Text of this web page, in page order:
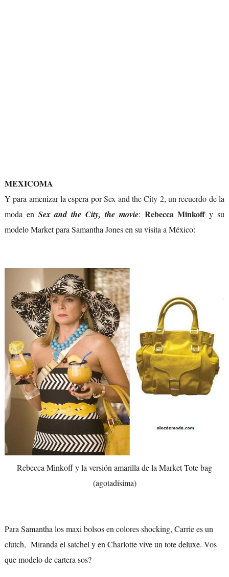
MEXICOMA
Y para amenizar la espera porSex and the City 2, un recuerdo de la
moda en Sex and the City, the movie: Rebecca Minkoffy su
modelo Market para Samantha Jones en su visita a México:
Rebecca Minkoff y la versión amarilla de la Market Tote bag
(agotadísima)
Para Samantha los maxi bolsos en colores shocking, Carrie es un
clutch, Miranda el satchel y en Charlotte vive un tote deluxe. Vos
que modelo de cartera sos?